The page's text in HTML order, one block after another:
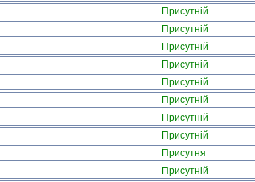
Присутній
Присутній
Присутній
Присутній
Присутній
Присутній
Присутній
Присутній
Присутня
Присутній